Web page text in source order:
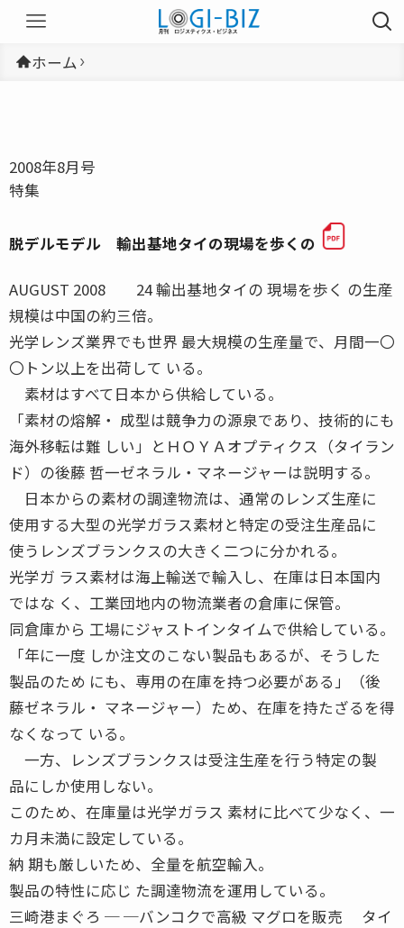
ホーム
2008年8月号
特集
脱デルモデル 輸出基地タイの現場を歩くの
AUGUST 2008 24 輸出基地タイの 現場を歩く の生産
規模は中国の約三倍。
光学レンズ業界でも世界 最大規模の生産量で、月間一〇
〇トン以上を出荷して いる。
素材はすべて日本から供給している。
「素材の熔解・ 成型は競争力の源泉であり、技術的にも
海外移転は難 しい」とＨＯＹＡオプティクス（タイラン
ド）の後藤 哲一ゼネラル・マネージャーは説明する。
日本からの素材の調達物流は、通常のレンズ生産に
使用する大型の光学ガラス素材と特定の受注生産品に
使うレンズブランクスの大きく二つに分かれる。
光学ガ ラス素材は海上輸送で輸入し、在庫は日本国内
ではな く、工業団地内の物流業者の倉庫に保管。
同倉庫から 工場にジャストインタイムで供給している。
「年に一度 しか注文のこない製品もあるが、そうした
製品のため にも、専用の在庫を持つ必要がある」（後
藤ゼネラル・ マネージャー）ため、在庫を持たざるを得
なくなって いる。
一方、レンズブランクスは受注生産を行う特定の製
品にしか使用しない。
このため、在庫量は光学ガラス 素材に比べて少なく、一
カ月未満に設定している。
納 期も厳しいため、全量を航空輸入。
製品の特性に応じ た調達物流を運用している。
三崎港まぐろ ─ ─バンコクで高級 マグロを販売 タイ